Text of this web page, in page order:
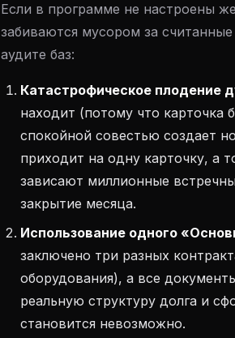
Если в программе не настроены
забиваются мусором за
аудите баз:
Катастрофическое плодение
находит (потому что карточка
спокойной совестью создает
приходит на одну карточку, а
зависают миллионные
закрытие месяца.
Использование одного
заключено три разных
оборудования), а все
реальную структуру долга и
становится невозможно.